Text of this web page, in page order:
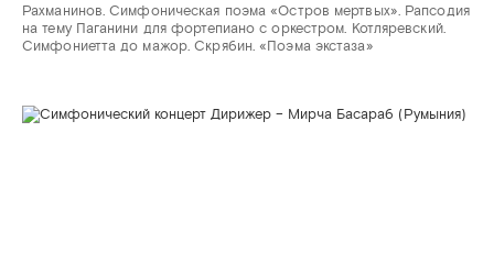
Рахманинов. Симфоническая поэма «Остров мертвых». Рапсодия
на тему Паганини для фортепиано с оркестром. Котляревский.
Симфониетта до мажор. Скрябин. «Поэма экстаза»